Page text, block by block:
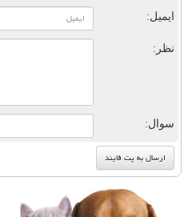
ایمیل:
نظر:
سوال: